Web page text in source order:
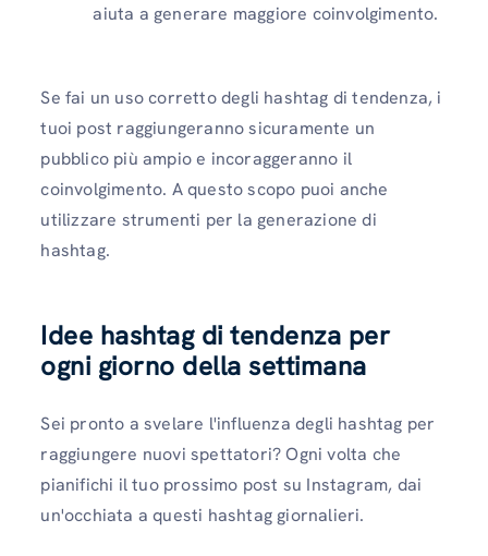
aiuta a generare maggiore coinvolgimento.
Se fai un uso corretto degli hashtag di tendenza, i
tuoi post raggiungeranno sicuramente un
pubblico più ampio e incoraggeranno il
coinvolgimento. A questo scopo puoi anche
utilizzare strumenti per la generazione di
hashtag.
Idee hashtag di tendenza per
ogni giorno della settimana
Sei pronto a svelare l'influenza degli hashtag per
raggiungere nuovi spettatori? Ogni volta che
pianifichi il tuo prossimo post su Instagram, dai
un'occhiata a questi hashtag giornalieri.